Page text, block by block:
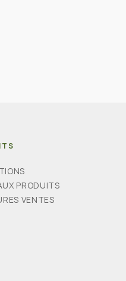
PRODUITS
VENTES